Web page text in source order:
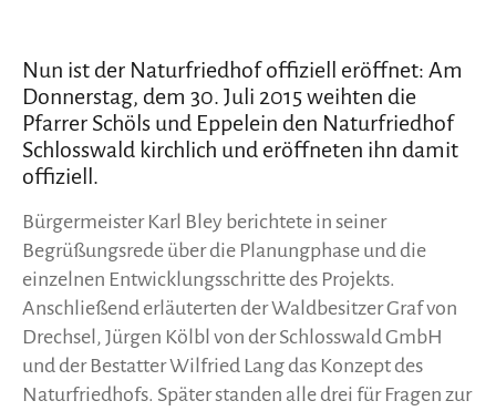
Nun ist der Naturfriedhof offiziell eröffnet: Am
Donnerstag, dem 30. Juli 2015 weihten die
Pfarrer Schöls und Eppelein den Naturfriedhof
Schlosswald kirchlich und eröffneten ihn damit
offiziell.
Bürgermeister Karl Bley berichtete in seiner
Begrüßungsrede über die Planungphase und die
einzelnen Entwicklungsschritte des Projekts.
Anschließend erläuterten der Waldbesitzer Graf von
Drechsel, Jürgen Kölbl von der Schlosswald GmbH
und der Bestatter Wilfried Lang das Konzept des
Naturfriedhofs. Später standen alle drei für Fragen zur